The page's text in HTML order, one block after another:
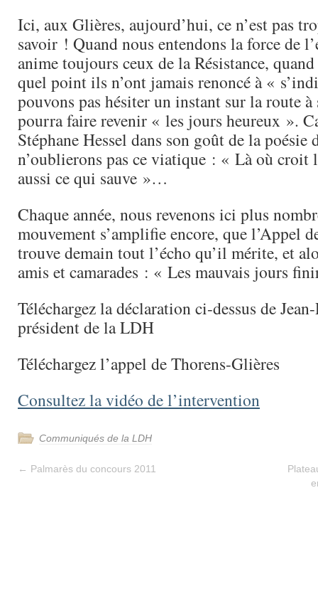
Ici, aux Glières, aujourd’hui, ce n’est pas
savoir ! Quand nous entendons la force de
anime toujours ceux de la Résistance,
quel point ils n’ont jamais renoncé à «
pouvons pas hésiter un instant sur la route
pourra faire revenir « les jours heureux ».
Stéphane Hessel dans son goût de la
n’oublierons pas ce viatique : « Là où croit
aussi ce qui sauve »…
Chaque année, nous revenons ici plus
mouvement s’amplifie encore, que l’Appel
trouve demain tout l’écho qu’il mérite, et
amis et camarades : « Les mauvais jours
Téléchargez la déclaration ci-dessus de
président de la LDH
Téléchargez l’appel de Thorens-Glières
Consultez la vidéo de l’intervention
Communiqués de la LDH
← Palmarès du concours 2011